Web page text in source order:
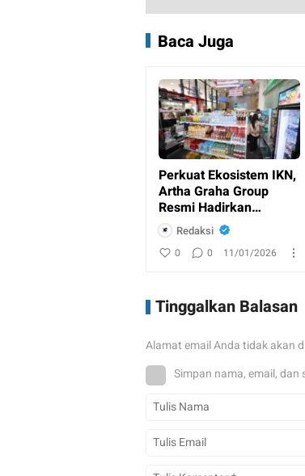
Baca Juga
Perkuat Ekosistem IKN,
Artha Graha Group
Resmi Hadirkan
Layanan Perbankan
dan Ritel
Redaksi
0 0 11/01/2026
Tinggalkan Balasan
Alamat email Anda tidak akan
Simpan nama, email,